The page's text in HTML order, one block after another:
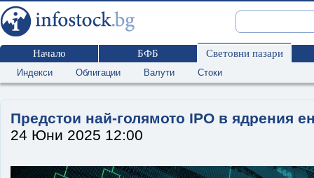
Начало БФБ Световни пазари
Индекси Облигации Валути Стоки
Предстои най-голямото IPO в ядрения
24 Юни 2025 12:00